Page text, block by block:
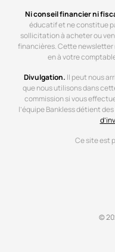
Ni conseil financier ni
éducatif et ne constitue
sollicitation à acheter ou
financières. Cette newsletter
en à votre
Divulgation. Il peut nous
que nous utilisons dans
commission si vous
l’équipe Bankless détient
Ce site est
©